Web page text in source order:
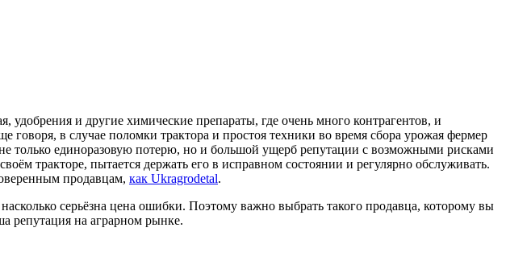
удобрения и другие химические препараты, где очень много контрагентов, и
в случае поломки трактора и простоя техники во время сбора урожая фермер
только единоразовую потерю, но и большой ущерб репутации с возможными рисками
тракторе, пытается держать его в исправном состоянии и регулярно обслуживать.
продавцам, как Ukragrodetal.
серьёзна цена ошибки. Поэтому важно выбрать такого продавца, которому вы
репутация на аграрном рынке.